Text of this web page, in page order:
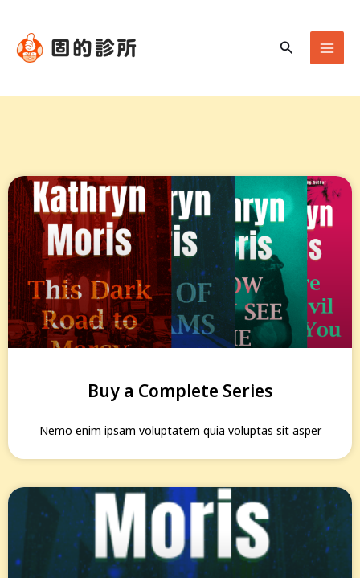
內
搜
Buy a Complete Series
Nemo enim ipsam voluptatem quia voluptas sit asper